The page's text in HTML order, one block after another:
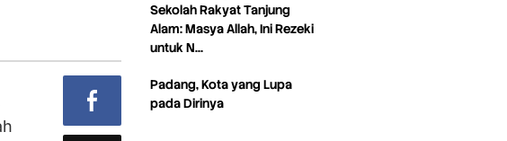
Sekolah Rakyat Tanjung
Alam: Masya Allah, Ini Rezeki
untuk N…
Padang, Kota yang Lupa
pada Dirinya